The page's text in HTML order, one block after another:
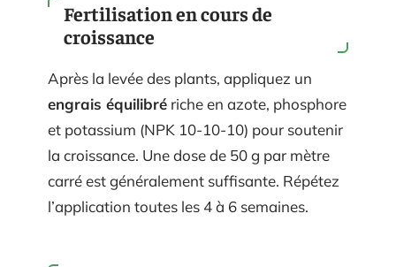
Fertilisation en cours de
croissance
Après la levée des plants, appliquez un
engrais équilibré riche en azote, phosphore
et potassium (NPK 10-10-10) pour soutenir
la croissance. Une dose de 50 g par mètre
carré est généralement suffisante. Répétez
l’application toutes les 4 à 6 semaines.